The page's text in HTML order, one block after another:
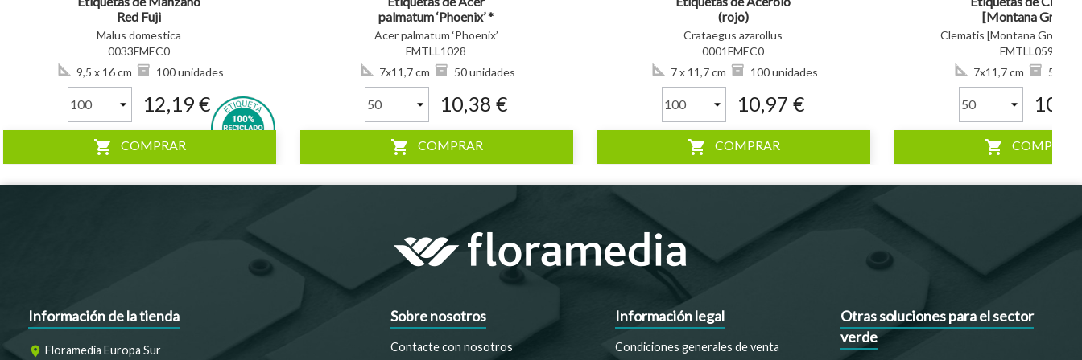
Red Fuji
Malus domestica
0033FMEC0
9,5 x 16 cm
100 unidades
12,19 €
shopping_cart COMPRAR
palmatum ‘Phoenix’ *
Acer palmatum ‘Phoenix’
FMTLL1028
7x11,7 cm
50 unidades
10,38 €
shopping_cart COMPRAR
(rojo)
Crataegus azarollus
0001FMEC0
7 x 11,7 cm
100 unidades
10,97 €
shopping_cart COMPRAR
[Montana Group]
‘Marjorie’ *
Clematis [Montana Group]
FMTLL0594
7x11,7 cm
50
shopping_cart COMPRAR
Información de la tienda
room Floramedia Europa Sur
Sobre nosotros
Contacte con nosotros
Información legal
Condiciones generales de venta
Otras soluciones para el sector
verde